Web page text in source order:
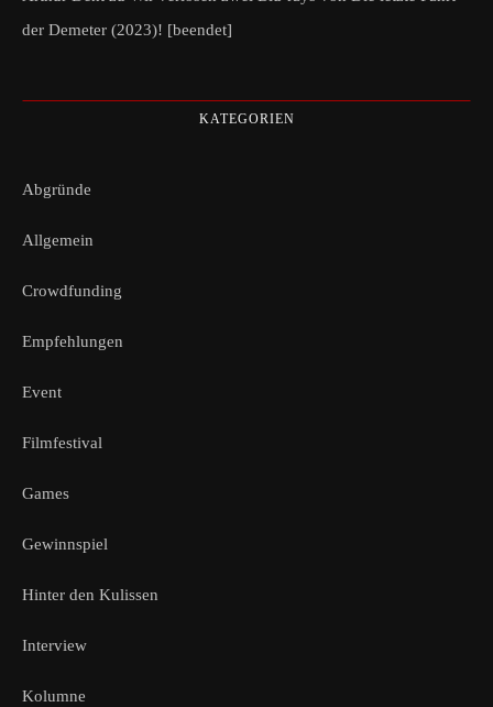
der Demeter (2023)! [beendet]
KATEGORIEN
Abgründe
Allgemein
Crowdfunding
Empfehlungen
Event
Filmfestival
Games
Gewinnspiel
Hinter den Kulissen
Interview
Kolumne